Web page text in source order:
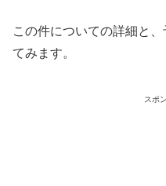
この件についての詳細と
てみます。
スポ